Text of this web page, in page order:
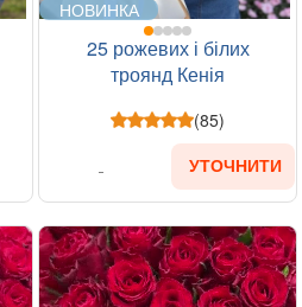
НОВИНКА
25 рожевих і білих
троянд Кенія
(85)
УТОЧНИТИ